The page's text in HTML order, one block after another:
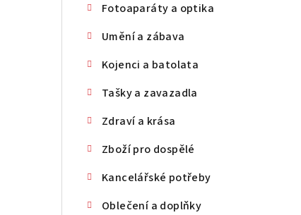
Fotoaparáty a optika
Umění a zábava
Kojenci a batolata
Tašky a zavazadla
Zdraví a krása
Zboží pro dospělé
Kancelářské potřeby
Oblečení a doplňky